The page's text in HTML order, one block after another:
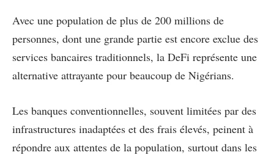
Avec une population de plus de 200 millions de
personnes, dont une grande partie est encore exclue des
services bancaires traditionnels, la DeFi représente une
alternative attrayante pour beaucoup de Nigérians.
Les banques conventionnelles, souvent limitées par des
infrastructures inadaptées et des frais élevés, peinent à
répondre aux attentes de la population, surtout dans les